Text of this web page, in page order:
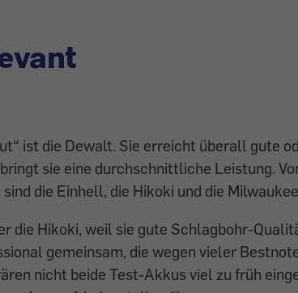
ist die Dewalt. Sie erreicht überall gute
sie eine durchschnittliche Leistung.
die Einhell, die Hikoki und die
die Hikoki, weil sie gute Schlagbohr-
gemeinsam, die wegen vieler
nicht beide Test-Akkus viel zu früh